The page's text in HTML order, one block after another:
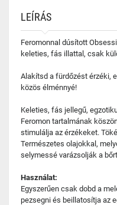
LEÍRÁS
Feromonnal dúsított
keleties, fás illattal, csak
Alakítsd a fürdőzést érzéki,
közös élménnyé!
Keleties, fás jellegű,
Feromon tartalmának
stimulálja az érzékeket.
Természetes olajokkal,
selymessé varázsolják a
Használat:
Egyszerűen csak dobd a
pezsegni és beillatosítja az